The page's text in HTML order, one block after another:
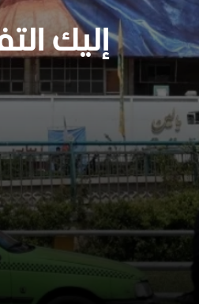
إليك